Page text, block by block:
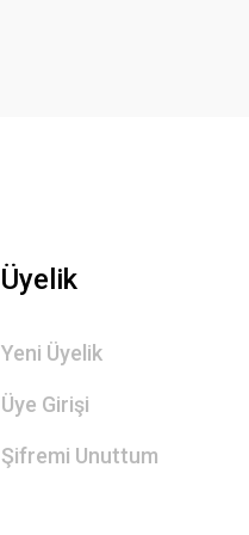
Üyelik
Yeni Üyelik
Üye Girişi
Şifremi Unuttum